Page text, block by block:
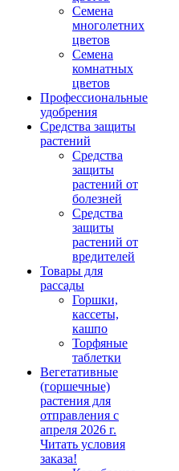
Семена
многолетних
цветов
Семена
комнатных
цветов
Профессиональные
удобрения
Средства защиты
растений
Средства
защиты
растений от
болезней
Средства
защиты
растений от
вредителей
Товары для
рассады
Горшки,
кассеты,
кашпо
Торфяные
таблетки
Вегетативные
(горшечные)
растения для
отправления с
апреля 2026 г.
Читать условия
заказа!